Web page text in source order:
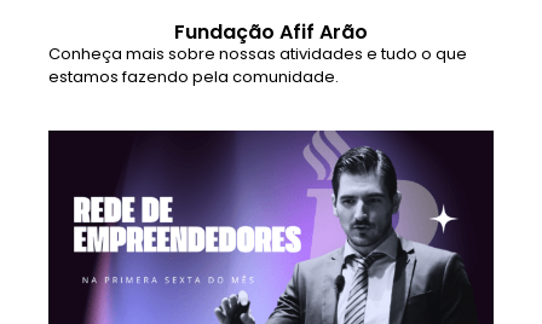
Fundação Afif Arão
Conheça mais sobre nossas atividades e tudo o que
estamos fazendo pela comunidade.